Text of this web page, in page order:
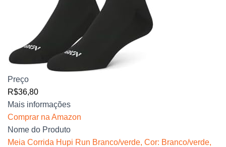
Preço
R$36,80
Mais informações
Comprar na Amazon
Nome do Produto
Meia Corrida Hupi Run Branco/verde, Cor: Branco/verde,